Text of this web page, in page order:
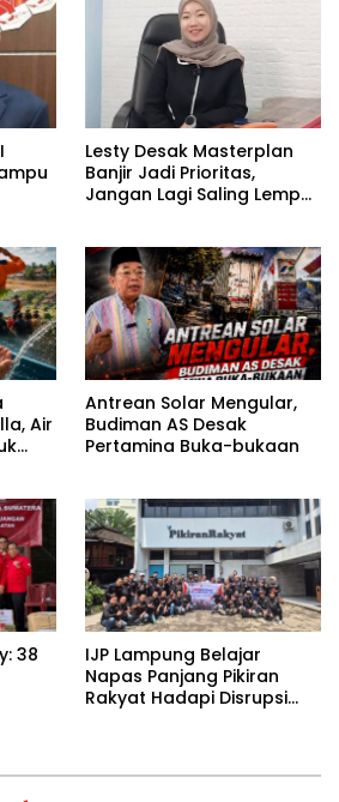
Lesty Desak Masterplan
Banjir Jadi Prioritas,
Jangan Lagi Saling Lempar
Air
Antrean Solar Mengular,
Budiman AS Desak
Pertamina Buka-bukaan
38
IJP Lampung Belajar
Napas Panjang Pikiran
Rakyat Hadapi Disrupsi